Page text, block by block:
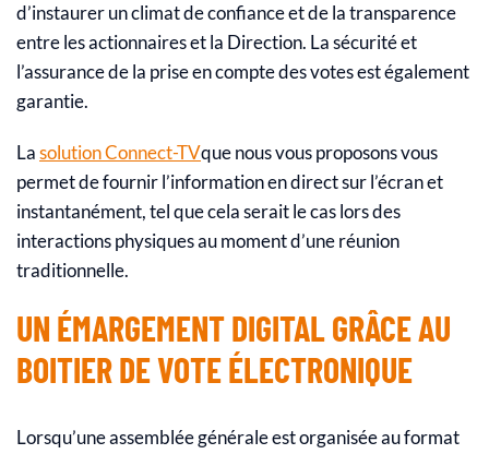
d’instaurer un climat de confiance et de la transparence
entre les actionnaires et la Direction. La sécurité et
l’assurance de la prise en compte des votes est également
garantie.
Lasolution Connect-TVque nous vous proposons vous
permet de fournir l’information en direct sur l’écran et
instantanément, tel que cela serait le cas lors des
interactions physiques au moment d’une réunion
traditionnelle.
UN ÉMARGEMENT DIGITAL GRÂCE AU
BOITIER DE VOTE ÉLECTRONIQUE
Lorsqu’une assemblée générale est organisée au format